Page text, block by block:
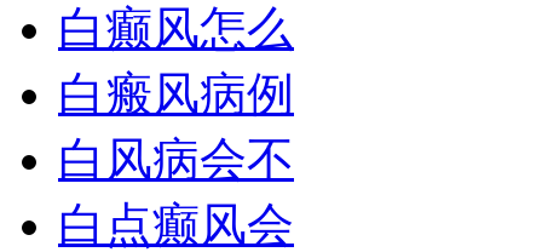
白癫风怎么
白瘢风病例
白风病会不
白点癫风会